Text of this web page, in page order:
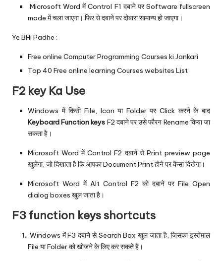
Microsoft Word में Control F1 दबाने पर Software fullscreen
mode में चला जाएगा। फिर से दबाने पर दोबारा सामान्य हो जाएगा।
Ye BHi Padhe :
Free online Computer Programming Courses ki Jankari
Top 40 Free online learning Courses websites List
F2 key Ka Use
‌Windows में किसी File, Icon या Folder पर Click करने के बाद
Keyboard Function keys F2 दबाने पर उसे फौरन Rename किया जा
सकता है।
Microsoft Word में Control F2 दबाने से Print preview page
खुलेगा, जो दिखाता है कि आपका Document Print होने पर कैसा दिखेगा।
Microsoft Word में Alt Control F2 को दबाने पर File Open
dialog boxes खुल जाता है।
‌F3 function keys shortcuts‌
Windows में F3 दबाने से Search Box खुल जाता है, जिसका इस्तेमाल
File या Folder को खोजने के लिए कर सकते हैं।